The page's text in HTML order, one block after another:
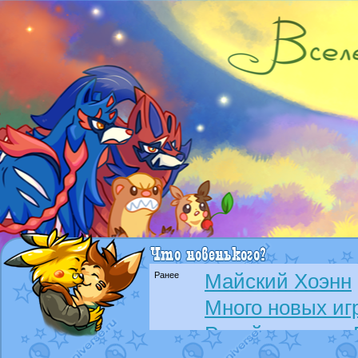
Ранее Майский Хоэнн
Много новых
Ревайвимсяот